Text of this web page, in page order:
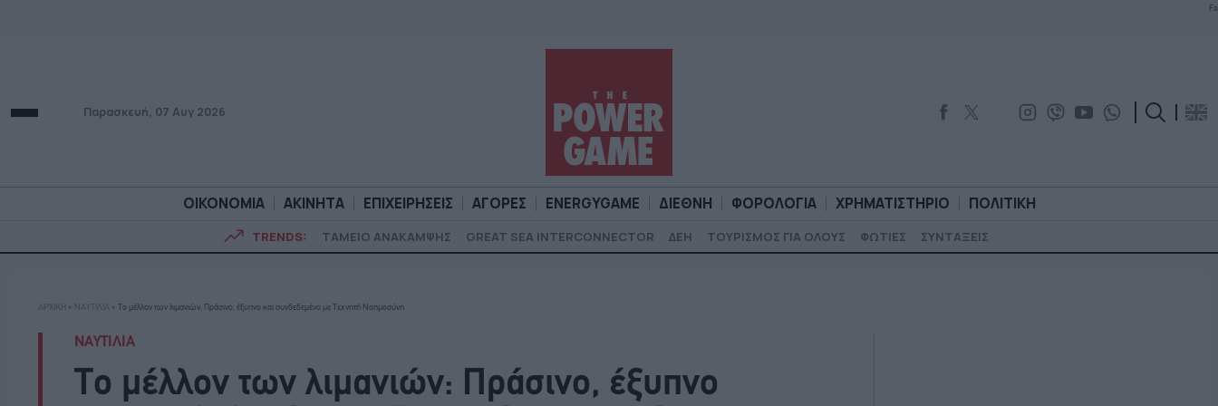
Παρασκευή, 07 Αυγ 2026
ΟΙΚΟΝΟΜΙΑ ΑΚΙΝΗΤΑ ΕΠΙΧΕΙΡΗΣΕΙΣ ΑΓΟΡΕΣ ENERGYGAME ΔΙΕΘΝΗ ΦΟΡΟΛΟΓΙΑ ΧΡΗΜΑΤΙΣΤΗΡΙΟ ΠΟΛΙΤΙΚΗ
TRENDS: ΤΑΜΕΙΟ ΑΝΑΚΑΜΨΗΣ GREAT SEA INTERCONNECTOR ΔΕΗ ΤΟΥΡΙΣΜΟΣ ΓΙΑ ΟΛΟΥΣ ΦΩΤΙΕΣ ΣΥΝΤΑΞΕΙΣ
ΟΙΚΟΝΟΜΙΑ ΑΚΙΝΗΤΑ
ΑΡΧΙΚΗ » ΝΑΥΤΙΛΙΑ » Το μέλλον των λιμανιών: Πράσινο, έξυπνο και συνδεδεμένο με Τεχνητή Νοημοσύνη
ΝΑΥΤΙΛΙΑ
Το μέλλον των λιμανιών: Πράσινο, έξυπνο